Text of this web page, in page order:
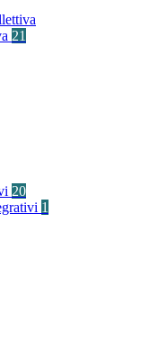
21
20
1